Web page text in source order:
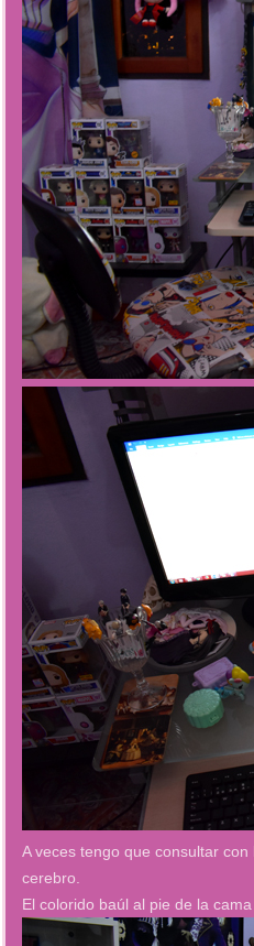
A veces tengo que consultar
cerebro.
El colorido baúl al pie de la